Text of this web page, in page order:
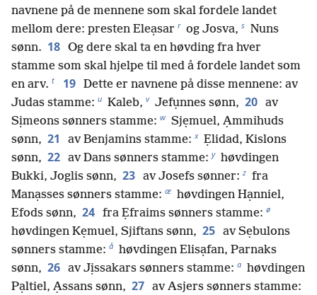
navnene på de mennene som skal fordele landet
mellom dere: presten Eleạsar r og Josva, s Nuns
sønn. 18 Og dere skal ta en høvding fra hver
stamme som skal hjelpe til med å fordele landet som
en arv. t 19 Dette er navnene på disse mennene: av
Judas stamme: u Kaleb, v Jefụnnes sønn, 20 av
Sịmeons sønners stamme: w Sjẹmuel, Ạmmihuds
sønn, 21 av Benjamins stamme: x Ẹlidad, Kislons
sønn, 22 av Dans sønners stamme: y høvdingen
Bukki, Joglis sønn, 23 av Josefs sønner: z fra
Manạsses sønners stamme: æ høvdingen Hạnniel,
Efods sønn, 24 fra Ẹfraims sønners stamme: ø
høvdingen Kẹmuel, Sjiftans sønn, 25 av Sẹbulons
sønners stamme: å høvdingen Elisạfan, Parnaks
sønn, 26 av Jịssakars sønners stamme: a høvdingen
Pạltiel, Ạssans sønn, 27 av Asjers sønners stamme: